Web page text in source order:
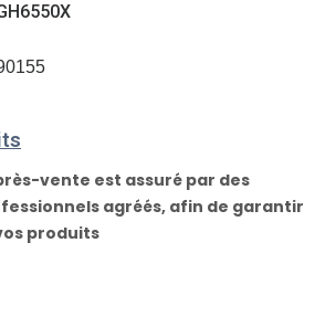
vente est assuré par des
agréés, afin de garantir
produits